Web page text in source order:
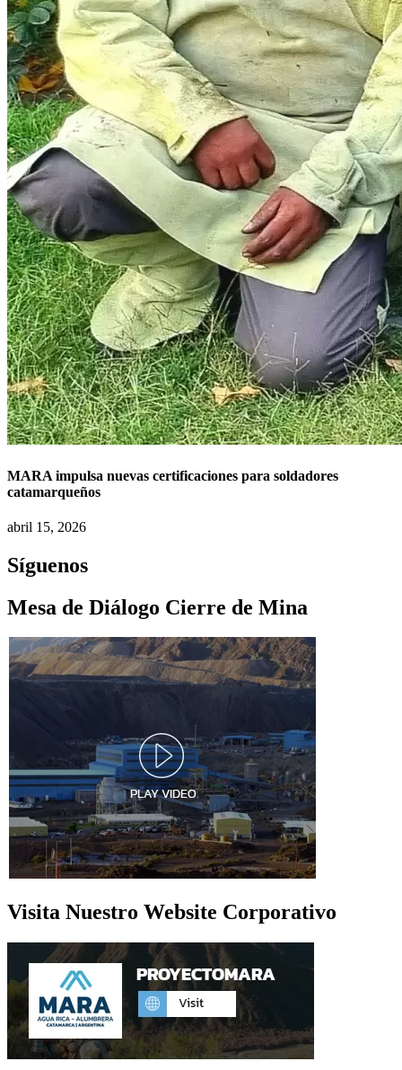
MARA impulsa nuevas certificaciones para soldadores
catamarqueños
abril 15, 2026
Síguenos
Mesa de Diálogo Cierre de Mina
Visita Nuestro Website Corporativo